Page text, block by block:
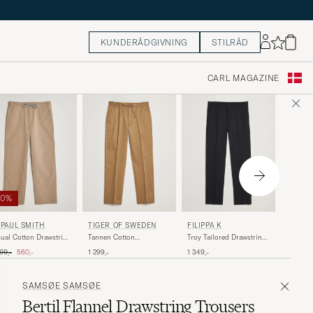
KUNDERÅDGIVNING STILRÅD
CARL MAGAZINE
SMITH
Cotton Drawstring
pris
Nedsat pris
560,-
TIGER OF SWEDEN
Tannen Cotton
Beige
1 299,-
FILIPPA K
Troy Tailored Drawstring
1 349,-
SAMSØE SAMSØE
Bertil Flannel Drawstring Trousers